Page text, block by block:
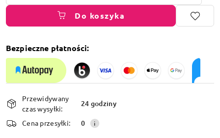
Do koszyka
Bezpieczne płatności:
Dostępność
i
dostawa
Przewidywany
czas wysyłki:
24 godziny
Cena przesyłki: 0